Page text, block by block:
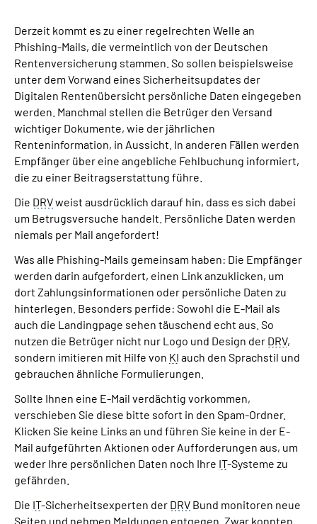
Language
Inhalte in Gebärdensprache (DGS)
Leichte Sprache
Derzeit kommt es zu einer regelrechten Welle an
Phishing-Mails, die vermeintlich von der Deutschen
Rentenversicherung stammen. So sollen beispielsweise
unter dem Vorwand eines Sicherheitsupdates der
Digitalen Rentenübersicht persönliche Daten eingegeben
werden. Manchmal stellen die Betrüger den Versand
wichtiger Dokumente, wie der jährlichen
Renteninformation, in Aussicht. In anderen Fällen werden
Empfänger über eine angebliche Fehlbuchung informiert,
die zu einer Beitragserstattung führe.
Die DRVweist ausdrücklich darauf hin, dass es sich dabei
um Betrugsversuche handelt. Persönliche Daten werden
niemals per Mail angefordert!
Was alle Phishing-Mails gemeinsam haben: Die Empfänger
werden darin aufgefordert, einen Link anzuklicken, um
dort Zahlungsinformationen oder persönliche Daten zu
hinterlegen. Besonders perfide: Sowohl die E-Mail als
auch die Landingpage sehen täuschend echt aus. So
nutzen die Betrüger nicht nur Logo und Design der DRV,
sondern imitieren mit Hilfe von KI auch den Sprachstil und
gebrauchen ähnliche Formulierungen.
Sollte Ihnen eine E-Mail verdächtig vorkommen,
verschieben Sie diese bitte sofort in den Spam-Ordner.
Klicken Sie keine Links an und führen Sie keine in der E-
Mail aufgeführten Aktionen oder Aufforderungen aus, um
weder Ihre persönlichen Daten noch Ihre IT-Systeme zu
gefährden.
Die IT-Sicherheitsexperten der DRV Bund monitoren neue
Seiten und nehmen Meldungen entgegen. Zwar konnten